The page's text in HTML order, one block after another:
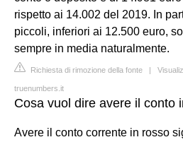
rispetto ai 14.002 del 2019. In
piccoli, inferiori ai 12.500 euro,
sempre in media naturalmente.
Richiesta di rimozione della fonte |
truenumbers.it
Cosa vuol dire avere il conto
Avere il conto corrente in rosso